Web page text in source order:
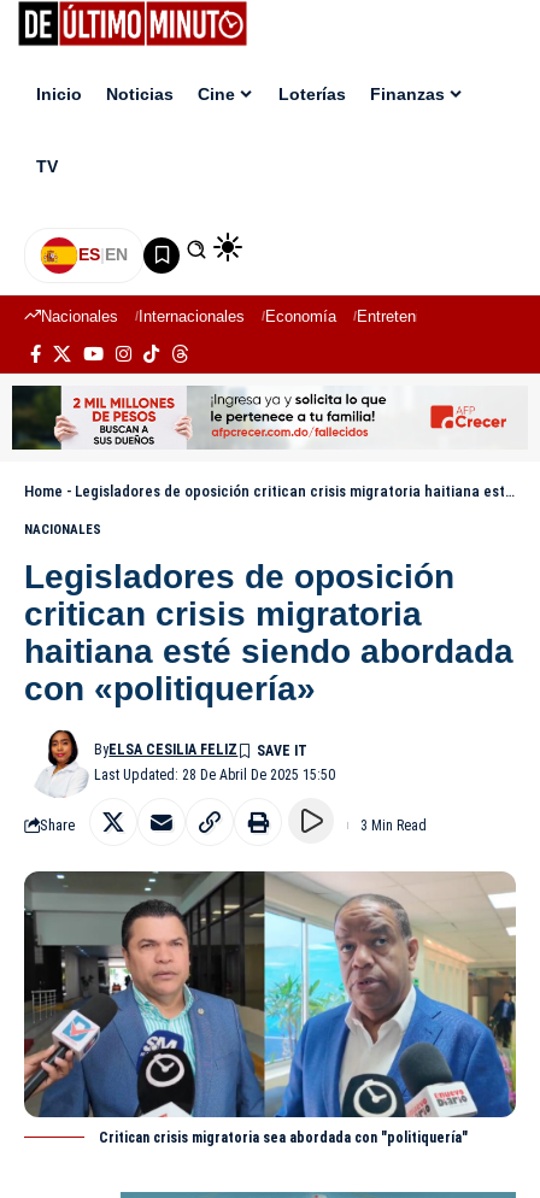
Inicio Noticias Cine Loterías Finanzas
TV
ES|EN
Nacionales Internacionales Economía Entretenimiento
Home - Legisladores de oposición critican crisis migratoria haitiana esté siendo abordada con «politiquería»
NACIONALES
Legisladores de oposición
critican crisis migratoria
haitiana esté siendo abordada
con «politiquería»
Last Updated: 28 De Abril De 2025 15:50
ByELSA CESILIA FELIZ
Share 3 Min Read
Critican crisis migratoria sea abordada con "politiquería"